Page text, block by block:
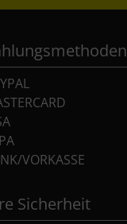
VORKASSE
Sicherheit